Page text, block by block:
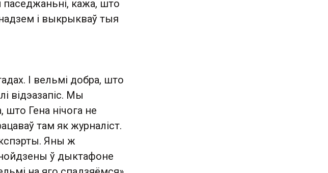
паседжаньні, кажа, што
і выкрыкваў тыя
І вельмі добра, што
відэазапіс. Мы
Гена нічога не
там як журналіст.
Яны ж
ў дыктафоне